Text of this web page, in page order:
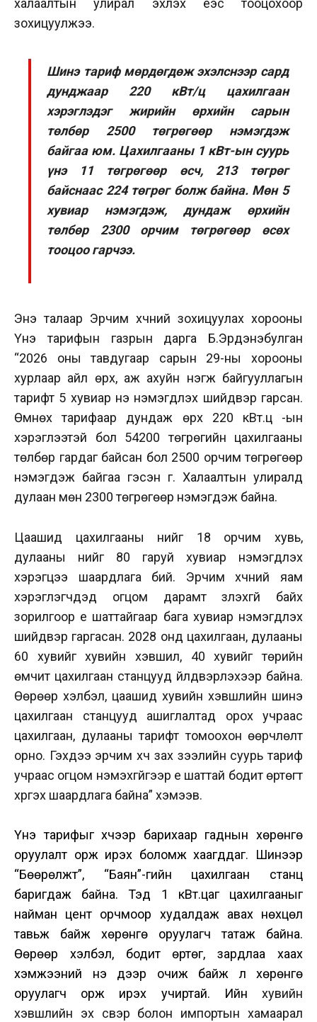
халаалтын улирал эхлэх үеэс тооцохоор
зохицуулжээ.
Шинэ тариф мөрдөгдөж эхэлснээр сард
дунджаар 220 кВт/ц цахилгаан
хэрэглэдэг жирийн өрхийн сарын
төлбөр 2500 төгрөгөөр нэмэгдэж
байгаа юм. Цахилгааны 1 кВт-ын суурь
үнэ 11 төгрөгөөр өсч, 213 төгрөг
байснаас 224 төгрөг болж байна. Мөн 5
хувиар нэмэгдэж, дундаж өрхийн
төлбөр 2300 орчим төгрөгөөр өсөх
тооцоо гарчээ.
Энэ талаар Эрчим хүчний зохицуулах хорооны
Үнэ тарифын газрын дарга Б.Эрдэнэбулган
“2026 оны тавдугаар сарын 29-ны хорооны
хурлаар айл өрх, аж ахуйн нэгж байгууллагын
тарифт 5 хувиар үнэ нэмэгдүүлэх шийдвэр гарсан.
Өмнөх тарифаар дундаж өрх 220 кВт.ц -ын
хэрэглээтэй бол 54200 төгрөгийн цахилгааны
төлбөр гардаг байсан бол 2500 орчим төгрөгөөр
нэмэгдэж байгаа гэсэн үг. Халаалтын улиралд
дулаан мөн 2300 төгрөгөөр нэмэгдэж байна.
Цаашид цахилгааны үнийг 18 орчим хувь,
дулааны үнийг 80 гаруй хувиар нэмэгдүүлэх
хэрэгцээ шаардлага бий. Эрчим хүчний яам
хэрэглэгчдэд огцом дарамт үзүүлэхгүй байх
зорилгоор үе шаттайгаар бага хувиар нэмэгдүүлэх
шийдвэр гаргасан. 2028 онд цахилгаан, дулааны
60 хувийг хувийн хэвшил, 40 хувийг төрийн
өмчит цахилгаан станцууд үйлдвэрлэхээр байна.
Өөрөөр хэлбэл, цаашид хувийн хэвшлийн шинэ
цахилгаан станцууд ашиглалтад орох учраас
цахилгаан, дулааны тарифт томоохон өөрчлөлт
орно. Гэхдээ эрчим хүч зах зээлийн суурь тариф
учраас огцом нэмэхгүйгээр үе шаттай бодит өртөгт
хүргэх шаардлага байна” хэмээв.
Үнэ тарифыг хүчээр барихаар гаднын хөрөнгө
оруулалт орж ирэх боломж хаагддаг. Шинээр
“Бөөрөлжүүт”, “Баян”-гийн цахилгаан станц
баригдаж байна. Тэд 1 кВт.цаг цахилгааныг
найман цент орчмоор худалдаж авах нөхцөл
тавьж байж хөрөнгө оруулагч татаж байна.
Өөрөөр хэлбэл, бодит өртөг, зардлаа хаах
хэмжээний үнэ дээр очиж байж л хөрөнгө
оруулагч орж ирэх учиртай. Ийнүү хувийн
хэвшлийн эх үүсвэр болон импортын хамаарал